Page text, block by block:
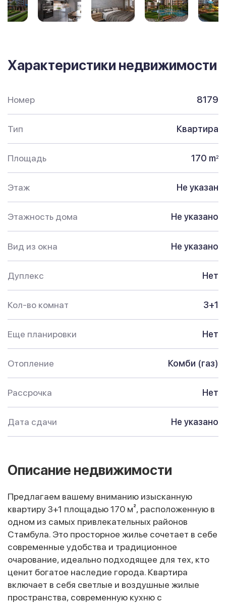
Характеристики недвижимости
Номер 8179
Тип Квартира
Площадь 170 m2
Этаж Не указан
Этажность дома Не указано
Вид из окна Не указано
Дуплекс Нет
Кол-во комнат 3+1
Еще планировки Нет
Отопление Комби (газ)
Рассрочка Нет
Дата сдачи Не указано
Описание недвижимости
Предлагаем вашему вниманию изысканную
квартиру 3+1 площадью 170 м², расположенную в
одном из самых привлекательных районов
Стамбула. Это просторное жилье сочетает в себе
современные удобства и традиционное
очарование, идеально подходящее для тех, кто
ценит богатое наследие города. Квартира
включает в себя светлые и воздушные жилые
пространства, современную кухню с